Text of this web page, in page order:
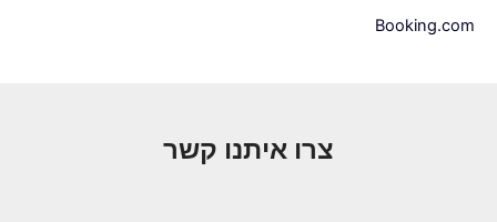
Booking.com
צרו איתנו קשר